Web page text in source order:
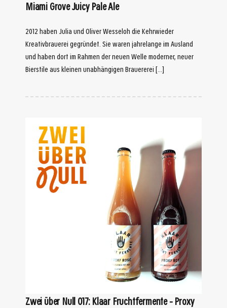
Miami Grove Juicy Pale Ale
2012 haben Julia und Oliver Wesseloh die Kehrwieder
Kreativbrauerei gegründet. Sie waren jahrelange im Ausland
und haben dort im Rahmen der neuen Welle moderner, neuer
Bierstile aus kleinen unabhängigen Brauererei […]
Zwei über Null 017: Klaar Fruchtfermente – Proxy